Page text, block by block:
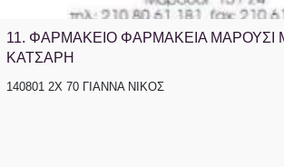
11. ΦΑΡΜΑΚΕΙΟ ΦΑΡΜΑΚΕΙΑ ΜΑΡΟΥΣΙ
ΚΑΤΣΑΡΗ
140801 2Χ 70 ΓΙΑΝΝΑ ΝΙΚΟΣ